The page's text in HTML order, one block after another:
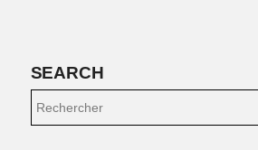
SEARCH